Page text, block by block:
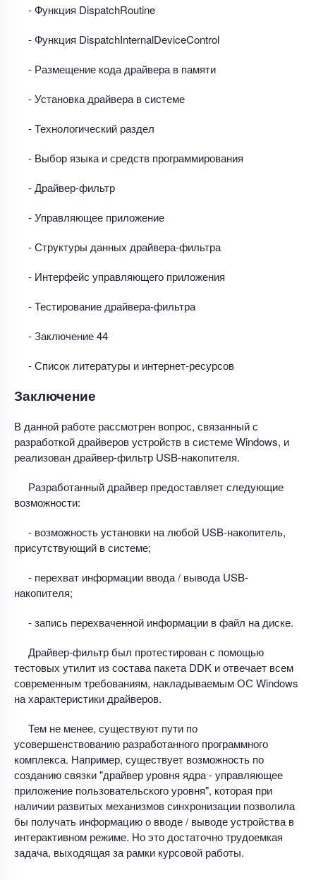
- Функция DispatchRoutine
- Функция DispatchInternalDeviceControl
- Размещение кода драйвера в памяти
- Установка драйвера в системе
- Технологический раздел
- Выбор языка и средств программирования
- Драйвер-фильтр
- Управляющее приложение
- Структуры данных драйвера-фильтра
- Интерфейс управляющего приложения
- Тестирование драйвера-фильтра
- Заключение 44
- Список литературы и интернет-ресурсов
Заключение
В данной работе рассмотрен вопрос, связанный с
разработкой драйверов устройств в системе Windows, и
реализован драйвер-фильтр USB-накопителя.
Разработанный драйвер предоставляет следующие
возможности:
- возможность установки на любой USB-накопитель,
присутствующий в системе;
- перехват информации ввода / вывода USB-
накопителя;
- запись перехваченной информации в файл на диске.
Драйвер-фильтр был протестирован с помощью
тестовых утилит из состава пакета DDK и отвечает всем
современным требованиям, накладываемым ОС Windows
на характеристики драйверов.
Тем не менее, существуют пути по
усовершенствованию разработанного программного
комплекса. Например, существует возможность по
созданию связки "драйвер уровня ядра - управляющее
приложение пользовательского уровня", которая при
наличии развитых механизмов синхронизации позволила
бы получать информацию о вводе / выводе устройства в
интерактивном режиме. Но это достаточно трудоемкая
задача, выходящая за рамки курсовой работы.